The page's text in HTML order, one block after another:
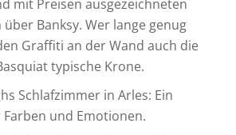
mit Preisen ausgezeichneten
Banksy. Wer lange genug
Graffiti an der Wand auch die
typische Krone.
Schlafzimmer in Arles: Ein
und Emotionen.